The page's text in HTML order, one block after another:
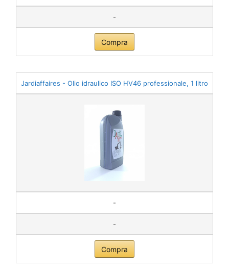
-
Compra
Jardiaffaires - Olio idraulico ISO HV46 professionale, 1 litro
-
-
Compra